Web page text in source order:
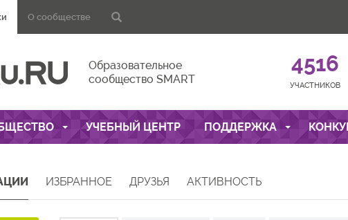
О сообществе
Образовательное
сообщество SMART
4516
УЧАСТНИКОВ
УЧЕБНЫЙ ЦЕНТР ПОДДЕРЖКА
ИЗБРАННОЕ ДРУЗЬЯ АКТИВНОСТЬ